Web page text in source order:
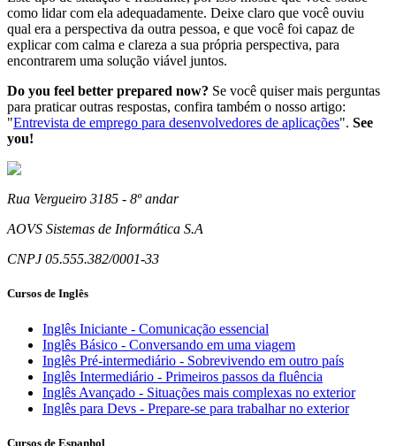
como lidar com ela adequadamente. Deixe claro que você ouviu
qual era a perspectiva da outra pessoa, e que você foi capaz de
explicar com calma e clareza a sua própria perspectiva, para
encontrarem uma solução viável juntos.
Do you feel better prepared now? Se você quiser mais perguntas
para praticar outras respostas, confira também o nosso artigo:
"Entrevista de emprego para desenvolvedores de aplicações". See
you!
Rua Vergueiro 3185 - 8º andar
AOVS Sistemas de Informática S.A
CNPJ 05.555.382/0001-33
Cursos de Inglês
Inglês Iniciante - Comunicação essencial
Inglês Básico - Conversando em uma viagem
Inglês Pré-intermediário - Sobrevivendo em outro país
Inglês Intermediário - Primeiros passos da fluência
Inglês Avançado - Situações mais complexas no exterior
Inglês para Devs - Prepare-se para trabalhar no exterior
Cursos de Espanhol